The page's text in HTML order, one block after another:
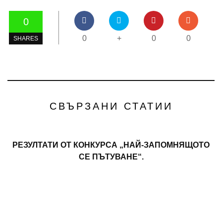
0
SHARES 0 + 0 0
СВЪРЗАНИ СТАТИИ
РЕЗУЛТАТИ ОТ КОНКУРСА „НАЙ-ЗАПОМНЯЩОТО
СЕ ПЪТУВАНЕ“.